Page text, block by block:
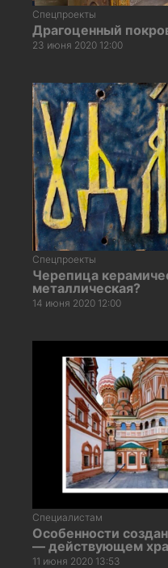
Спецпроекты
Драгоценный
23 июня 2020 12:00
Спецпроекты
Черепица
металлическая?
14 июня 2020 12:00
Специалистам
Особенности
— действующем
11 июня 2020 13:53